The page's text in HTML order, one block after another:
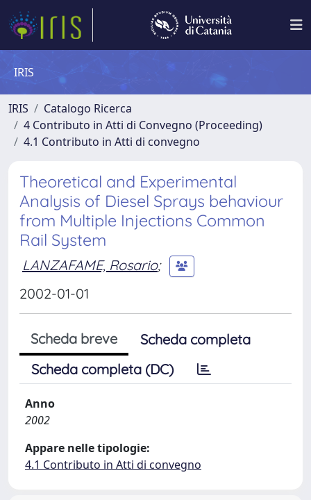
IRIS
IRIS
Catalogo Ricerca
4 Contributo in Atti di Convegno (Proceeding)
4.1 Contributo in Atti di convegno
Theoretical and Experimental
Analysis of Diesel Sprays behaviour
from Multiple Injections Common
Rail System
LANZAFAME, Rosario;
2002-01-01
Scheda breve
Scheda completa
Scheda completa (DC)
Anno
2002
Appare nelle tipologie:
4.1 Contributo in Atti di convegno